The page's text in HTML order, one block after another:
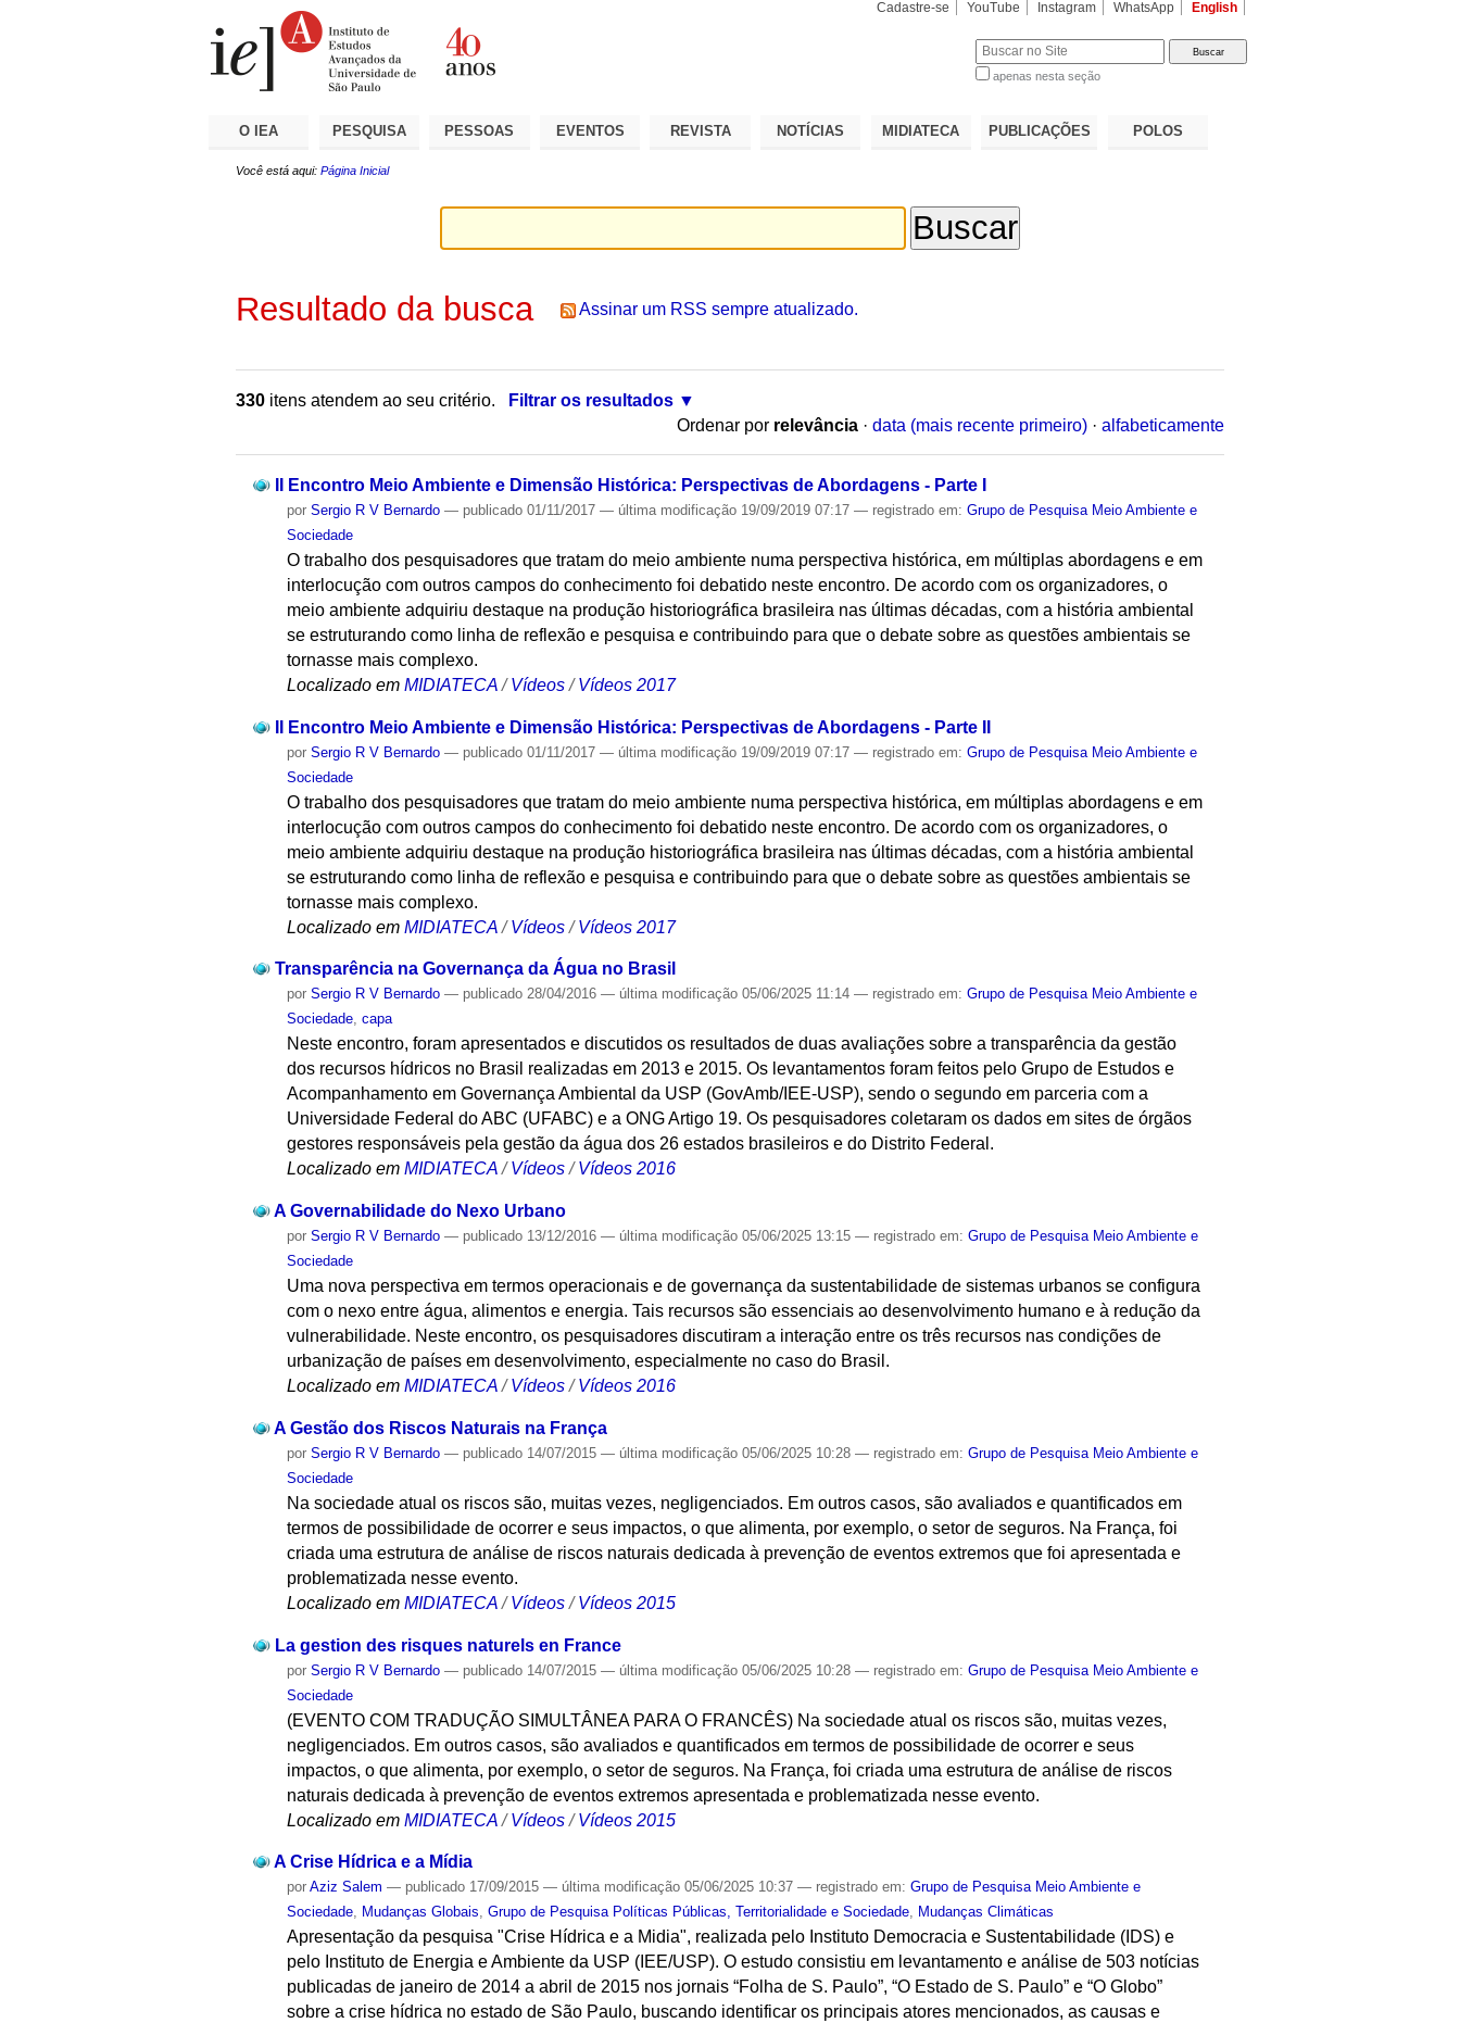
Cadastre-se YouTube Instagram WhatsApp English
apenas nesta seção
O IEA PESQUISA PESSOAS EVENTOS REVISTA NOTÍCIAS MIDIATECA PUBLICAÇÕES POLOS
Você está aqui: Página Inicial
Resultado da busca Assinar um RSS sempre atualizado.
330 itens atendem ao seu critério.
Filtrar os resultados
Ordenar por relevância · data (mais recente primeiro) · alfabeticamente
II Encontro Meio Ambiente e Dimensão Histórica: Perspectivas de Abordagens - Parte I
porSergio R V Bernardo — publicado 01/11/2017— última modificação 19/09/2019 07:17— registrado em:Grupo de Pesquisa Meio Ambiente e
Sociedade
O trabalho dos pesquisadores que tratam do meio ambiente numa perspectiva histórica, em múltiplas abordagens e em
interlocução com outros campos do conhecimento foi debatido neste encontro. De acordo com os organizadores, o
meio ambiente adquiriu destaque na produção historiográfica brasileira nas últimas décadas, com a história ambiental
se estruturando como linha de reflexão e pesquisa e contribuindo para que o debate sobre as questões ambientais se
tornasse mais complexo.
Localizado em MIDIATECA /Vídeos /Vídeos 2017
II Encontro Meio Ambiente e Dimensão Histórica: Perspectivas de Abordagens - Parte II
porSergio R V Bernardo — publicado 01/11/2017— última modificação 19/09/2019 07:17— registrado em:Grupo de Pesquisa Meio Ambiente e
Sociedade
O trabalho dos pesquisadores que tratam do meio ambiente numa perspectiva histórica, em múltiplas abordagens e em
interlocução com outros campos do conhecimento foi debatido neste encontro. De acordo com os organizadores, o
meio ambiente adquiriu destaque na produção historiográfica brasileira nas últimas décadas, com a história ambiental
se estruturando como linha de reflexão e pesquisa e contribuindo para que o debate sobre as questões ambientais se
tornasse mais complexo.
Localizado em MIDIATECA /Vídeos /Vídeos 2017
Transparência na Governança da Água no Brasil
porSergio R V Bernardo — publicado 28/04/2016— última modificação 05/06/2025 11:14— registrado em:Grupo de Pesquisa Meio Ambiente e
Sociedade,capa
Neste encontro, foram apresentados e discutidos os resultados de duas avaliações sobre a transparência da gestão
dos recursos hídricos no Brasil realizadas em 2013 e 2015. Os levantamentos foram feitos pelo Grupo de Estudos e
Acompanhamento em Governança Ambiental da USP (GovAmb/IEE-USP), sendo o segundo em parceria com a
Universidade Federal do ABC (UFABC) e a ONG Artigo 19. Os pesquisadores coletaram os dados em sites de órgãos
gestores responsáveis pela gestão da água dos 26 estados brasileiros e do Distrito Federal.
Localizado em MIDIATECA /Vídeos /Vídeos 2016
A Governabilidade do Nexo Urbano
porSergio R V Bernardo — publicado 13/12/2016— última modificação 05/06/2025 13:15— registrado em:Grupo de Pesquisa Meio Ambiente e
Sociedade
Uma nova perspectiva em termos operacionais e de governança da sustentabilidade de sistemas urbanos se configura
com o nexo entre água, alimentos e energia. Tais recursos são essenciais ao desenvolvimento humano e à redução da
vulnerabilidade. Neste encontro, os pesquisadores discutiram a interação entre os três recursos nas condições de
urbanização de países em desenvolvimento, especialmente no caso do Brasil.
Localizado em MIDIATECA /Vídeos /Vídeos 2016
A Gestão dos Riscos Naturais na França
porSergio R V Bernardo — publicado 14/07/2015— última modificação 05/06/2025 10:28— registrado em:Grupo de Pesquisa Meio Ambiente e
Sociedade
Na sociedade atual os riscos são, muitas vezes, negligenciados. Em outros casos, são avaliados e quantificados em
termos de possibilidade de ocorrer e seus impactos, o que alimenta, por exemplo, o setor de seguros. Na França, foi
criada uma estrutura de análise de riscos naturais dedicada à prevenção de eventos extremos que foi apresentada e
problematizada nesse evento.
Localizado em MIDIATECA /Vídeos /Vídeos 2015
La gestion des risques naturels en France
porSergio R V Bernardo — publicado 14/07/2015— última modificação 05/06/2025 10:28— registrado em:Grupo de Pesquisa Meio Ambiente e
Sociedade
(EVENTO COM TRADUÇÃO SIMULTÂNEA PARA O FRANCÊS) Na sociedade atual os riscos são, muitas vezes,
negligenciados. Em outros casos, são avaliados e quantificados em termos de possibilidade de ocorrer e seus
impactos, o que alimenta, por exemplo, o setor de seguros. Na França, foi criada uma estrutura de análise de riscos
naturais dedicada à prevenção de eventos extremos apresentada e problematizada nesse evento.
Localizado em MIDIATECA /Vídeos /Vídeos 2015
A Crise Hídrica e a Mídia
porAziz Salem — publicado 17/09/2015— última modificação 05/06/2025 10:37— registrado em:Grupo de Pesquisa Meio Ambiente e
Sociedade, Mudanças Globais,Grupo de Pesquisa Políticas Públicas, Territorialidade e Sociedade, Mudanças Climáticas
Apresentação da pesquisa "Crise Hídrica e a Midia", realizada pelo Instituto Democracia e Sustentabilidade (IDS) e
pelo Instituto de Energia e Ambiente da USP (IEE/USP). O estudo consistiu em levantamento e análise de 503 notícias
publicadas de janeiro de 2014 a abril de 2015 nos jornais “Folha de S. Paulo”, “O Estado de S. Paulo” e “O Globo”
sobre a crise hídrica no estado de São Paulo, buscando identificar os principais atores mencionados, as causas e